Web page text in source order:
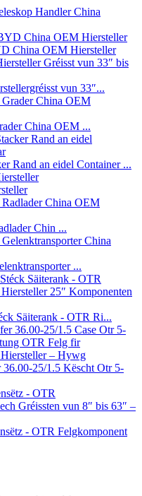
Handler China
China OEM Hiersteller
vun 33″...
China OEM ...
Rand an eidel Container ...
Chin ...
...
Säiterank - OTR Ri...
36.00-25/1.5 Këscht Otr 5-
- OTR Felgkomponent